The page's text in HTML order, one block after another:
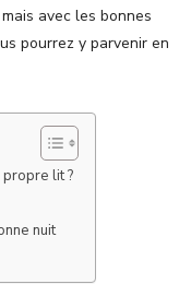
avec les bonnes
pourrez y parvenir en
lit ?
nuit